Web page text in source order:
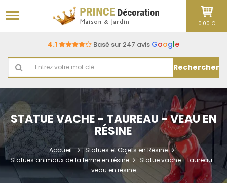
4.1 Basé sur 247 avis Google
Rechercher
0.00 €
STATUE VACHE - TAUREAU - VEAU EN
RÉSINE
Accueil
Statues et Objets en Résine
Statues animaux de la ferme en résine
Statue vache - taureau -
veau en résine